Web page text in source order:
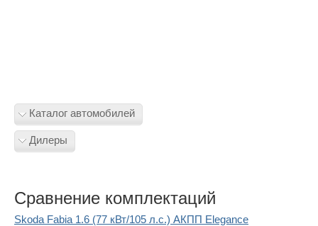
Каталог автомобилей
Дилеры
Сравнение комплектаций
Skoda Fabia 1.6 (77 кВт/105 л.с.) АКПП Elegance